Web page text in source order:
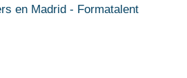
en Madrid - Formatalent